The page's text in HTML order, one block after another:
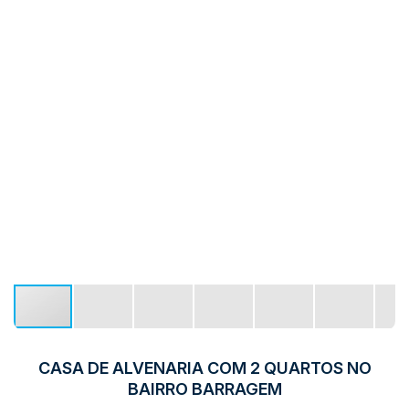
CASA DE ALVENARIA COM 2 QUARTOS NO
BAIRRO BARRAGEM